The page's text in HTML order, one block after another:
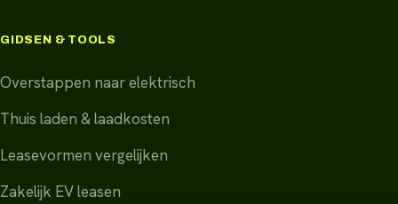
GIDSEN & TOOLS
Overstappen naar elektrisch
Thuis laden & laadkosten
Leasevormen vergelijken
Zakelijk EV leasen